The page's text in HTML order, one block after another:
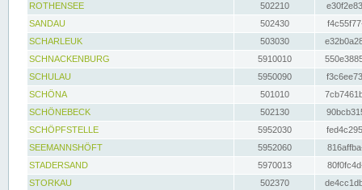
ROTHENSEE
502210
SANDAU
502430
SCHARLEUK
503030
SCHNACKENBURG
5910010
SCHULAU
5950090
SCHÖNA
501010
SCHÖNEBECK
502130
SCHÖPFSTELLE
5952030
SEEMANNSHÖFT
5952060
STADERSAND
5970013
STORKAU
502370